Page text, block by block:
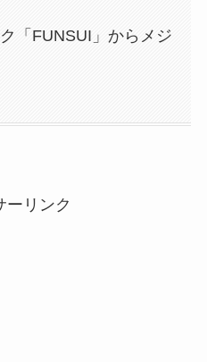
「FUNSUI」からメジ
ーリンク